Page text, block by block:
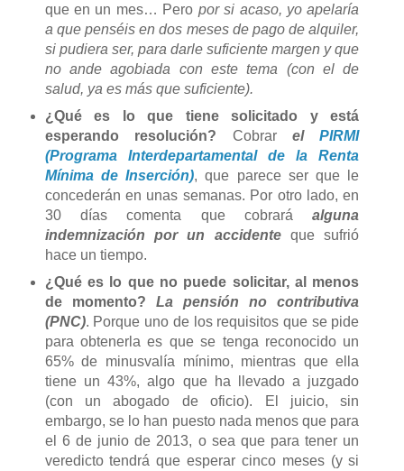
que en un mes… Pero por si acaso, yo apelaría
a que penséis en dos meses de pago de alquiler,
si pudiera ser, para darle suficiente margen y que
no ande agobiada con este tema (con el de
salud, ya es más que suficiente).
¿Qué es lo que tiene solicitado y está
esperando resolución? Cobrar elPIRMI
(Programa Interdepartamental de la Renta
Mínima de Inserción), que parece ser que le
concederán en unas semanas. Por otro lado, en
30 días comenta que cobraráalguna
indemnización por un accidenteque sufrió
hace un tiempo.
¿Qué es lo que no puede solicitar, al menos
de momento?
La pensión no contributiva
(PNC). Porque uno de los requisitos que se pide
para obtenerla es que se tenga reconocido un
65% de minusvalía mínimo, mientras que ella
tiene un 43%, algo que ha llevado a juzgado
(con un abogado de oficio). El juicio, sin
embargo, se lo han puesto nada menos que para
el 6 de junio de 2013, o sea que para tener un
veredicto tendrá que esperar cinco meses (y si